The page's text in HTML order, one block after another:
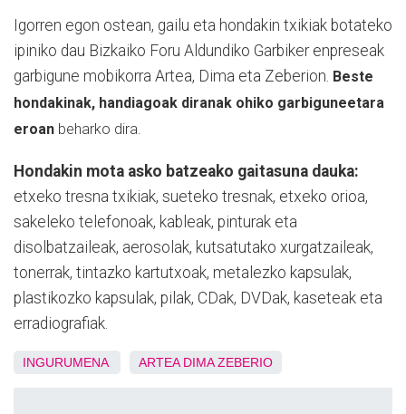
Igorren egon ostean, gailu eta hondakin txikiak botateko
ipiniko dau Bizkaiko Foru Aldundiko Garbiker enpreseak
garbigune mobikorra Artea, Dima eta Zeberion. Beste
hondakinak, handiagoak diranak ohiko garbiguneetara
eroan beharko dira.
Hondakin mota asko batzeako gaitasuna dauka:
etxeko tresna txikiak, sueteko tresnak, etxeko orioa,
sakeleko telefonoak, kableak, pinturak eta
disolbatzaileak, aerosolak, kutsatutako xurgatzaileak,
tonerrak, tintazko kartutxoak, metalezko kapsulak,
plastikozko kapsulak, pilak, CDak, DVDak, kaseteak eta
erradiografiak.
INGURUMENA ARTEA DIMA ZEBERIO